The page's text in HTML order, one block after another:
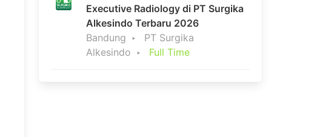
Executive Radiology di PT Surgika
Alkesindo Terbaru 2026
Bandung
PT Surgika
Alkesindo
Full Time